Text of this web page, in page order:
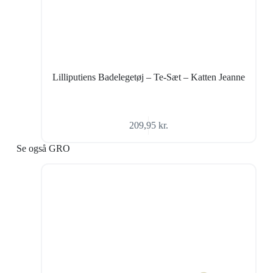
Lilliputiens Badelegetøj – Te-Sæt – Katten Jeanne
209,95 kr.
Se også GRO